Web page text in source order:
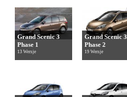
Grand Scenic 3
Phase 1
13 Wersje
Grand Scenic 3
Phase 2
19 Wersje